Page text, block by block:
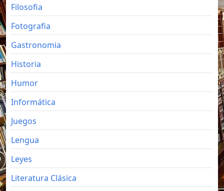
Filosofia
Fotografia
Gastronomia
Historia
Humor
Informática
Juegos
Lengua
Leyes
Literatura Clásica